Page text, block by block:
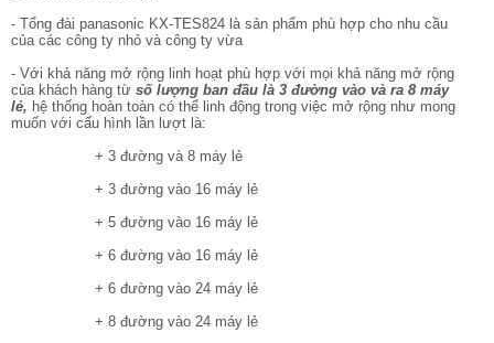
- Tổng đài panasonic KX-TES824 là sản phẩm phù hợp cho nhu cầu
của các công ty nhỏ và công ty vừa
- Với khả năng mở rộng linh hoạt phù hợp với mọi khả năng mở rộng
của khách hàng từ số lượng ban đầu là 3 đường vào và ra 8 máy
lẻ, hệ thống hoàn toàn có thể linh động trong việc mở rộng như mong
muốn với cấu hình lần lượt là:
+ 3 đường và 8 máy lẻ
+ 3 đường vào 16 máy lẻ
+ 5 đường vào 16 máy lẻ
+ 6 đường vào 16 máy lẻ
+ 6 đường vào 24 máy lẻ
+ 8 đường vào 24 máy lẻ